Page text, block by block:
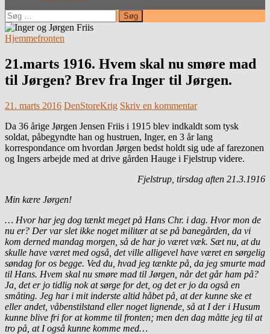
Søg
efter:
Hjemmefronten
21.marts 1916. Hvem skal nu smøre mad
til Jørgen? Brev fra Inger til Jørgen.
21. marts 2016 DenStoreKrig Skriv en kommentar
Da 36 årige Jørgen Jensen Friis i 1915 blev indkaldt som tysk
soldat, påbegyndte han og hustruen, Inger, en 3 år lang
korrespondance om hvordan Jørgen bedst holdt sig ude af farezonen
og Ingers arbejde med at drive gården Hauge i Fjelstrup videre.
Fjelstrup, tirsdag aften 21.3.1916
Min kære Jørgen!
… Hvor har jeg dog tænkt meget på Hans Chr. i dag. Hvor mon de
nu er? Der var slet ikke noget militær at se på banegården, da vi
kom derned mandag morgen, så de har jo været væk. Sæt nu, at du
skulle have været med også, det ville alligevel have været en sørgelig
søndag for os begge. Ved du, hvad jeg tænkte på, da jeg smurte mad
til Hans. Hvem skal nu smøre mad til Jørgen, når det går ham på?
Ja, det er jo tidlig nok at sørge for det, og det er jo da også en
småting. Jeg har i mit inderste altid håbet på, at der kunne ske et
eller andet, våbenstilstand eller noget lignende, så at I der i Husum
kunne blive fri for at komme til fronten; men den dag måtte jeg til at
tro på, at I også kunne komme med…